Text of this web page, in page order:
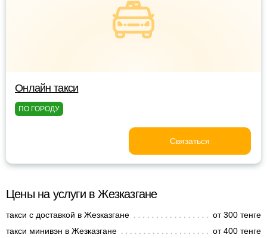
Oнлайн такси
ПО ГОРОДУ
Связаться
Цены на услуги в Жезказгане
такси с доставкой в Жезказгане
от 300 тенге
такси минивэн в Жезказгане
от 400 тенге